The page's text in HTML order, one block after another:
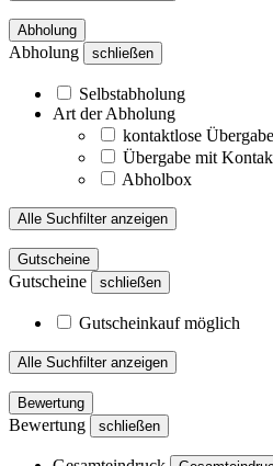
Abholung
Abholung schließen
Selbstabholung
Art der Abholung
kontaktlose Übergabe
Übergabe mit
Abholbox
Alle Suchfilter anzeigen
Gutscheine
Gutscheine schließen
Gutscheinkauf möglich
Alle Suchfilter anzeigen
Bewertung
Bewertung schließen